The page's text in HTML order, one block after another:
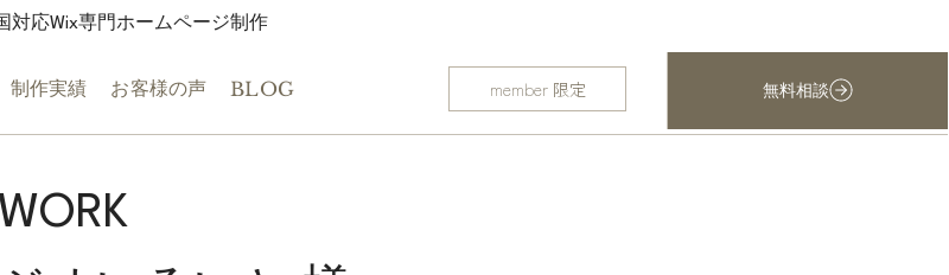
対応Wix専門ホームページ制作
制作実績 お客様の声 BLOG member 限定 無料相談
WORK